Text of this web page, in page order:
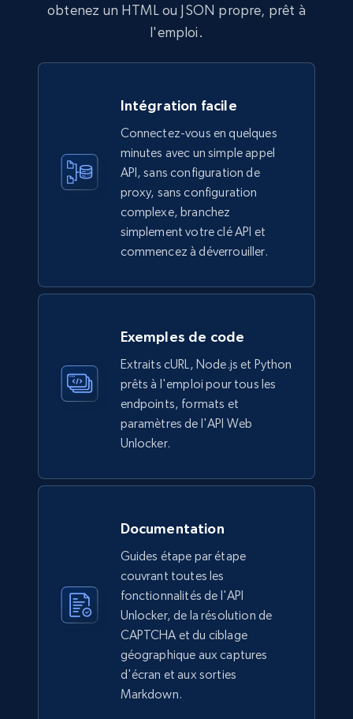
obtenez un HTML ou JSON propre, prêt à
l'emploi.
Intégration facile
Connectez-vous en quelques
minutes avec un simple appel
API, sans configuration de
proxy, sans configuration
complexe, branchez
simplement votre clé API et
commencez à déverrouiller.
Exemples de code
Extraits cURL, Node.js et Python
prêts à l'emploi pour tous les
endpoints, formats et
paramètres de l'API Web
Unlocker.
Documentation
Guides étape par étape
couvrant toutes les
fonctionnalités de l'API
Unlocker, de la résolution de
CAPTCHA et du ciblage
géographique aux captures
d'écran et aux sorties
Markdown.